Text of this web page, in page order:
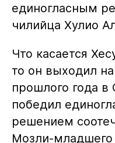
единогласным
чилийца Хулио
Что касается
то он выходил
прошлого года
победил
решением
Мозли-младшего